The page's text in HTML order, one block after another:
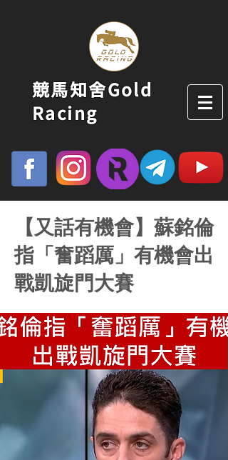
競馬知舍Gold
Racing
【又話有機會】蘇銘倫
指「奮蹈厲」有機會出
戰凱旋門大賽